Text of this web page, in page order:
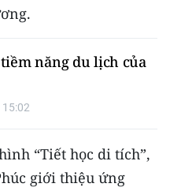
năng du lịch của
“Tiết học di tích”,
giới thiệu ứng